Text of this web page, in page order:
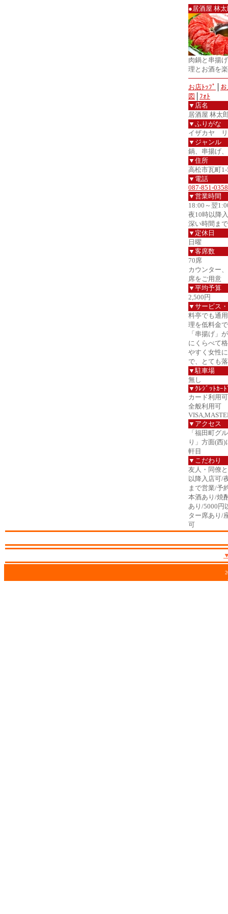
●居酒屋 林
肉鍋と串揚
理とお酒を
お店ﾄｯﾌﾟ
図
ﾌｫﾄ
▼店名
居酒屋 林太
▼ふりがな
イザカヤ リ
▼ジャンル
鍋、串揚げ
▼住所
高松市瓦町1-
▼電話
087-851-0358
▼営業時間
18:00～翌
夜10時以降
深い時間ま
▼定休日
日曜
▼客席数
70席
カウンター
席をご用意
▼平均予算
2,500円
▼サービス
料亭でも通
理を低料金
「串揚げ」
にくらべて
やすく女性
で、とても
▼駐車場
無し
▼ｸﾚｼﾞｯﾄｶｰﾄ
カード利用可
全般利用可
▼アクセス
「福田町グ
り」方面(西
軒目
▼こだわり
友人・同僚
以降入店可/
まで営業/予
本酒あり/焼
あり/5000円
ター席あり/
可